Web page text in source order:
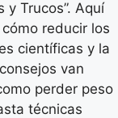
y Trucos”. Aquí
reducir los
científicas y la
van
perder peso
técnicas